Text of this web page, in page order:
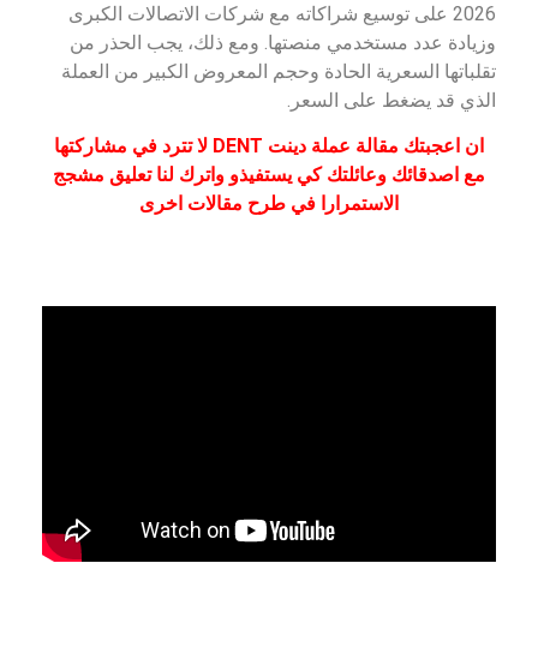
2026 على توسيع شراكاته مع شركات الاتصالات الكبرى
وزيادة عدد مستخدمي منصتها. ومع ذلك، يجب الحذر من
تقلباتها السعرية الحادة وحجم المعروض الكبير من العملة
الذي قد يضغط على السعر.
ان اعجبتك مقالة عملة دينت DENT لا تترد في مشاركتها
مع اصدقائك وعائلتك كي يستفيذو واترك لنا تعليق مشجج
الاستمرارا في طرح مقالات اخرى